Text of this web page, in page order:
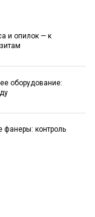
и опилок — к
оборудование:
фанеры: контроль